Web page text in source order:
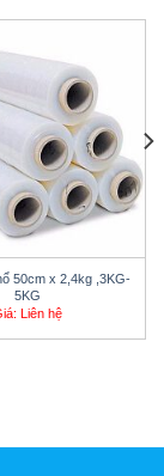
50cm x 2,4kg ,3KG-
5KG
Liên hệ